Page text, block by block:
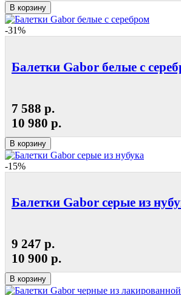
В корзину
-31%
Балетки Gabor белые с
7 588 р.
10 980 р.
В корзину
-15%
Балетки Gabor серые из
9 247 р.
10 900 р.
В корзину